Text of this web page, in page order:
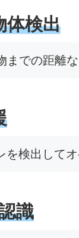
体検出
での距離
検出して
識